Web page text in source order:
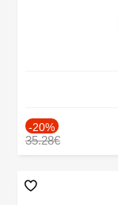
-20%
35.28€